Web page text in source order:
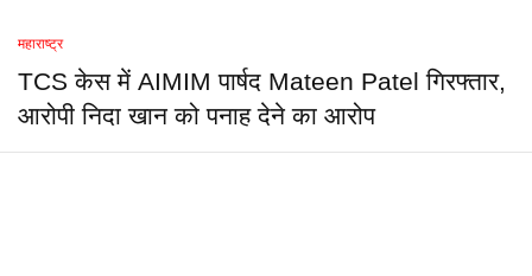
महाराष्ट्र
TCS केस में AIMIM पार्षद Mateen Patel गिरफ्तार,
आरोपी निदा खान को पनाह देने का आरोप